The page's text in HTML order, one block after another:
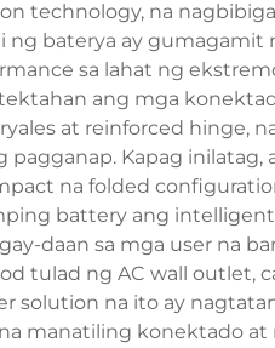
technology, na
ng baterya ay
sa lahat ng
ang mga
at reinforced hinge,
Kapag
na folded
battery ang
daan sa mga user na
tulad ng AC wall outlet,
solution na ito ay
manatiling konektado